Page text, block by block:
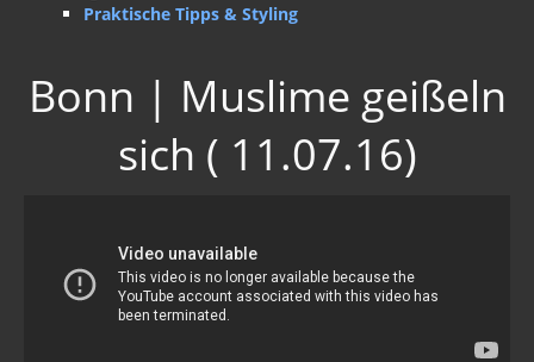
Bonn | Muslime geißeln
sich ( 11.07.16)